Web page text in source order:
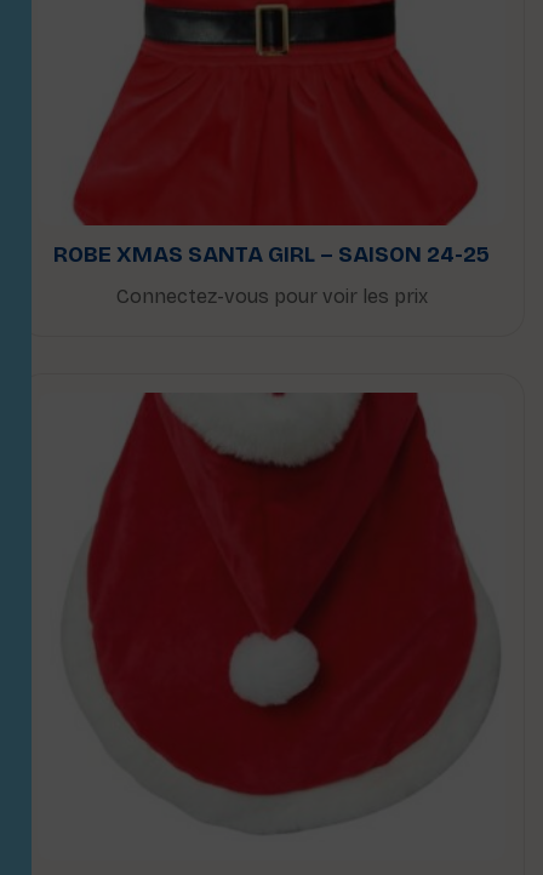
ROBE XMAS SANTA GIRL – SAISON 24-25
Connectez-vous pour voir les prix